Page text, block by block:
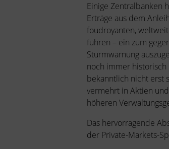
Einige Zentralbanken
Erträge aus dem
foudroyanten,
führen – ein zum
Sturmwarnung
noch immer
bekanntlich nicht erst
vermehrt in Aktien
höheren
Das hervorragende
der Private-Markets-